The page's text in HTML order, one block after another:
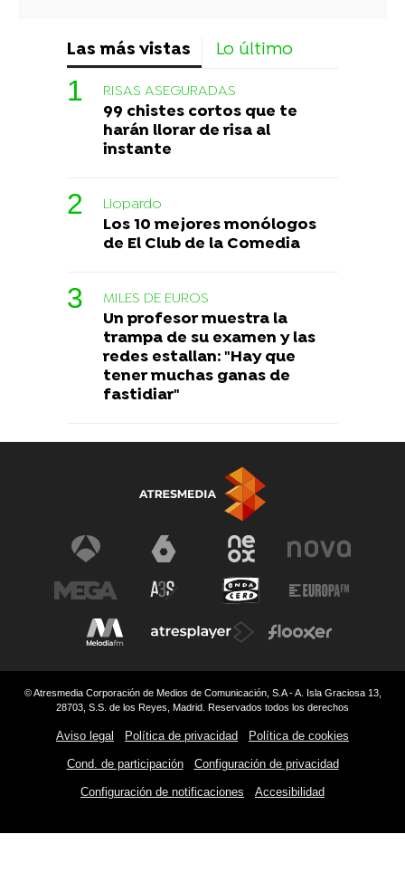
Las más vistas Lo último
RISAS ASEGURADAS
99 chistes cortos que te
harán llorar de risa al
instante
Liopardo
Los 10 mejores monólogos
de El Club de la Comedia
MILES DE EUROS
Un profesor muestra la
trampa de su examen y las
redes estallan: "Hay que
tener muchas ganas de
fastidiar"
© Atresmedia Corporación de Medios de Comunicación, S.A - A. Isla Graciosa 13,
28703, S.S. de los Reyes, Madrid. Reservados todos los derechos
Aviso legal Política de privacidad Política de cookies
Cond. de participación Configuración de privacidad
Configuración de notificaciones Accesibilidad